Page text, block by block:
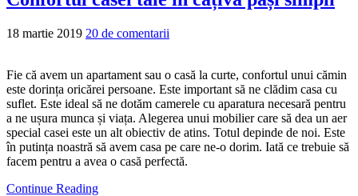
18 martie 2019 20 de comentarii
Fie că avem un apartament sau o casă la curte, confortul unui cămin
este dorința oricărei persoane. Este important să ne clădim casa cu
suflet. Este ideal să ne dotăm camerele cu aparatura necesară pentru
a ne ușura munca și viața. Alegerea unui mobilier care să dea un aer
special casei este un alt obiectiv de atins. Totul depinde de noi. Este
în putința noastră să avem casa pe care ne-o dorim. Iată ce trebuie să
facem pentru a avea o casă perfectă.
Continue Reading